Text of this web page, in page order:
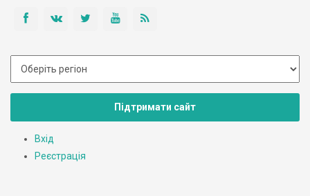
Підтримати сайт
Вхід
Реєстрація